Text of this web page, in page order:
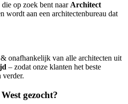
op zoek bent naar Architect
wordt aan een architectenbureau dat
onafhankelijk van alle architecten uit
– zodat onze klanten het beste
verder.
gezocht?